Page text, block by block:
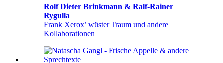
Rolf Dieter Brinkmann & Ralf-Rainer
Rygulla
Frank Xerox’ wüster Traum und andere
Kollaborationen